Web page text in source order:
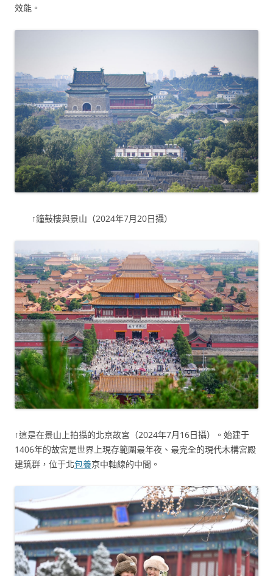
效能。
↑鐘鼓樓與景山（2024年7月20日攝）
↑這是在景山上拍攝的北京故宮（2024年7月16日攝）。始建于
1406年的故宮是世界上現存範圍最年夜、最完全的現代木構宮殿
建筑群，位于北包養京中軸線的中間。